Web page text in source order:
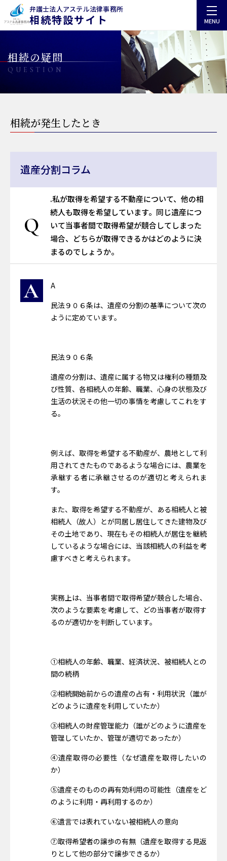
弁護士法人アステル法律事務所
相続特設サイト MENU
相続の疑問
QUESTION
相続が発生したとき​
遺産分割コラム
Q
.私が取得を希望する不動産について、他の相
続人も取得を希望しています。同じ遺産につ
いて当事者間で取得希望が競合してしまった
場合、どちらが取得できるかはどのように決
まるのでしょうか。
A
A
民法９０６条は、遺産の分割の基準について次の
ように定めています。
民法９０６条
遺産の分割は、遺産に属する物又は権利の種類及
び性質、各相続人の年齢、職業、心身の状態及び
生活の状況その他一切の事情を考慮してこれをす
る。
例えば、取得を希望する不動産が、農地として利
用されてきたものであるような場合には、農業を
承継する者に承継させるのが適切と考えられま
す。
また、取得を希望する不動産が、ある相続人と被
相続人（故人）とが同居し居住してきた建物及び
その土地であり、現在もその相続人が居住を継続
しているような場合には、当該相続人の利益を考
慮すべきと考えられます。
実務上は、当事者間で取得希望が競合した場合、
次のような要素を考慮して、どの当事者が取得す
るのが適切かを判断しています。
①相続人の年齢、職業、経済状況、被相続人との
間の続柄
②相続開始前からの遺産の占有・利用状況（誰が
どのように遺産を利用していたか）
③相続人の財産管理能力（誰がどのように遺産を
管理していたか、管理が適切であったか）
④遺産取得の必要性（なぜ遺産を取得したいの
か）
⑤遺産そのものの再有効利用の可能性（遺産をど
のように利用・再利用するのか）
⑥遺言では表れていない被相続人の意向
⑦取得希望者の譲歩の有無（遺産を取得する見返
りとして他の部分で譲歩できるか）